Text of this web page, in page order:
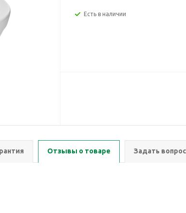
Есть в наличии
Отзывы о товаре Задать вопрос